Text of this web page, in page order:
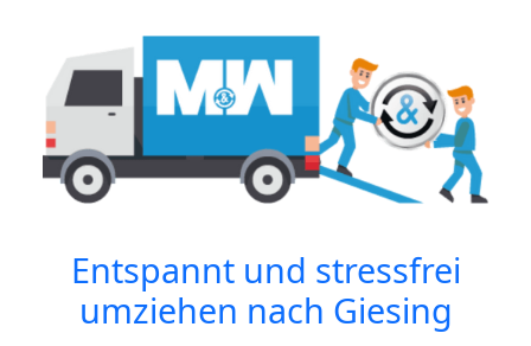
Entspannt und stressfrei
umziehen nach Giesing